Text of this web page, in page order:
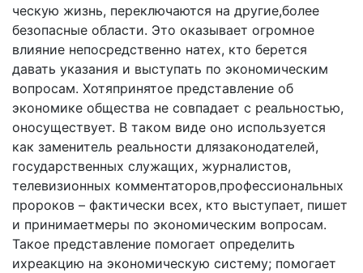
ческую жизнь, переключаются на другие,более
безопас­ные области. Это оказывает огромное
влияние непосредственно натех, кто берется
давать указания и выступать по экономическим
вопросам. Хотяпринятое представление об
экономике общества не совпадает с реальностью,
оносуществует. В таком виде оно используется
как замени­тель реальности длязаконодателей,
государственных слу­жащих, журналистов,
телевизионных комментаторов,про­фессиональных
пророков – фактически всех, кто высту­пает, пишет
и принимаетмеры по экономическим вопросам.
Такое представление помогает определить
ихреакцию на экономическую систему; помогает